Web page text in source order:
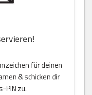
für deinen
& schicken dir
PIN zu.